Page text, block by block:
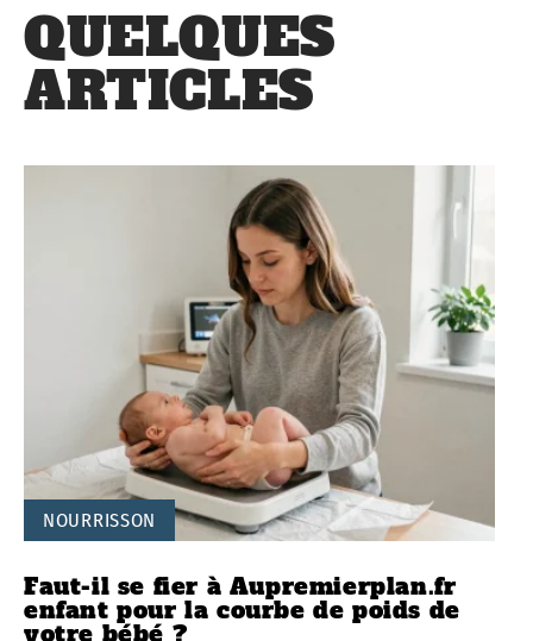
QUELQUES
ARTICLES
NOURRISSON
Faut-il se fier à Aupremierplan.fr
enfant pour la courbe de poids de
votre bébé ?